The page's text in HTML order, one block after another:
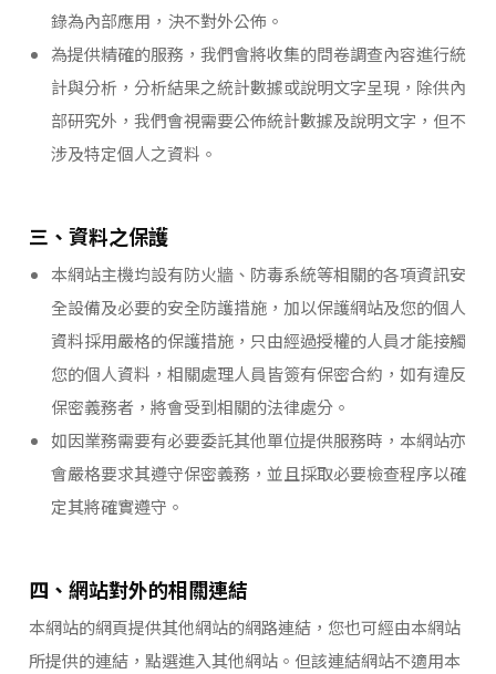
錄為內部應用，決不對外公佈。
為提供精確的服務，我們會將收集的問卷調查內容進行統
計與分析，分析結果之統計數據或說明文字呈現，除供內
部研究外，我們會視需要公佈統計數據及說明文字，但不
涉及特定個人之資料。
三、資料之保護
本網站主機均設有防火牆、防毒系統等相關的各項資訊安
全設備及必要的安全防護措施，加以保護網站及您的個人
資料採用嚴格的保護措施，只由經過授權的人員才能接觸
您的個人資料，相關處理人員皆簽有保密合約，如有違反
保密義務者，將會受到相關的法律處分。
如因業務需要有必要委託其他單位提供服務時，本網站亦
會嚴格要求其遵守保密義務，並且採取必要檢查程序以確
定其將確實遵守。
四、網站對外的相關連結
本網站的網頁提供其他網站的網路連結，您也可經由本網站
所提供的連結，點選進入其他網站。但該連結網站不適用本